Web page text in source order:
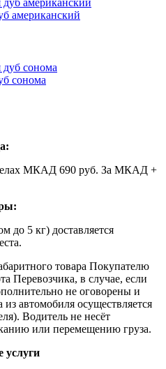
американский
сонома
МКАД 690 руб. За МКАД +
до 5 кг) доставляется
товара Покупателю
Перевозчика, в случае, если
не оговорены и
из автомобиля осуществляется
Водитель не несёт
или перемещению груза.
услуги